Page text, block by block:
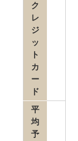
ク
レ
ジ
ッ
ト
カ
ー
ド
平
均
予